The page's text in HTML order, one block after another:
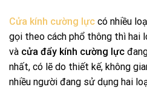
Cửa kính cường lực có nhiều
gọi theo cách phổ thông thì hai
và cửa đẩy kính cường lực
nhất, có lẽ do thiết kế, không
nhiều người đang sử dụng hai